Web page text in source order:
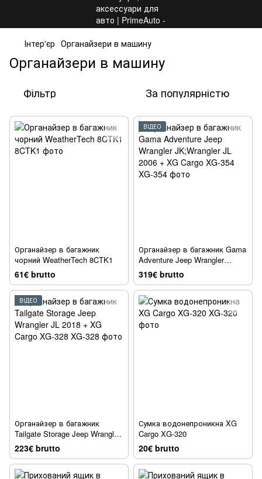
Інтер'єр Органайзери в машину
Органайзери в машину
Фільтр За популярністю
Органайзер в багажник
чорний WeatherTech 8CTK1
61€ brutto
ВІДЕО
Органайзер в багажник Gama
Adventure Jeep Wrangler
JK;Wrangler JL 2006 + XG
Cargo XG-354
319€ brutto
ВІДЕО
Органайзер в багажник
Tailgate Storage Jeep Wrangler
JL 2018 + XG Cargo XG-328
223€ brutto
Сумка водонепроникна XG
Cargo XG-320
20€ brutto